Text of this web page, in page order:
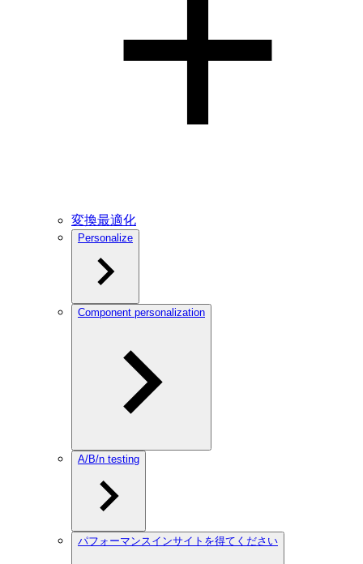
変換最適化
Personalize
Component personalization
A/B/n testing
パフォーマンスインサイトを得てください